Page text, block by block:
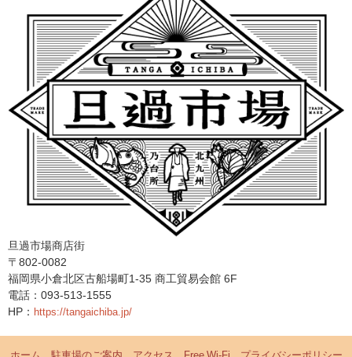
旦過市場商店街
〒802-0082
福岡県小倉北区古船場町1-35 商工貿易会館 6F
電話：093-513-1555
HP：
https://tangaichiba.jp/